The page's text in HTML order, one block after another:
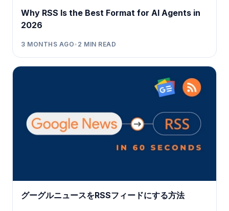
Why RSS Is the Best Format for AI Agents in
2026
3 MONTHS AGO• 2 MIN READ
グーグルニュースをRSSフィードにする方法